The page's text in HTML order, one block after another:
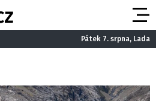
Pátek 7. srpna, Lada